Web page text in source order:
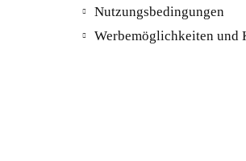
Nutzungsbedingungen
Werbemöglichkeiten und